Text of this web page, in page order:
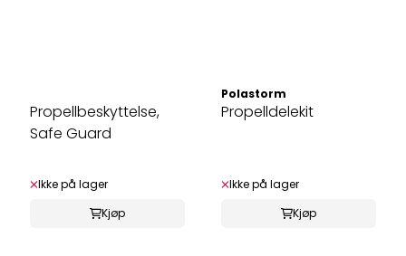
Propellbeskyttelse,
Safe Guard
Ikke på lager
Kjøp
Polastorm
Propelldelekit
Ikke på lager
Kjøp